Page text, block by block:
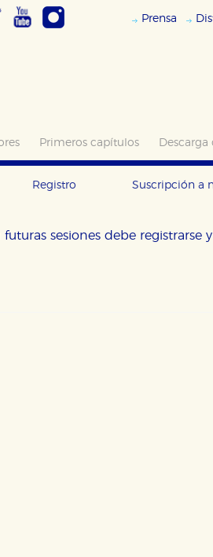
Prensa
Primeros capítulos
Registro Suscripción a
sesiones debe registrarse